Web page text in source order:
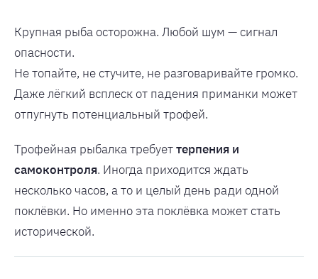
Крупная рыба осторожна. Любой шум — сигнал
опасности.
Не топайте, не стучите, не разговаривайте громко.
Даже лёгкий всплеск от падения приманки может
отпугнуть потенциальный трофей.
Трофейная рыбалка требуеттерпения и
самоконтроля. Иногда приходится ждать
несколько часов, а то и целый день ради одной
поклёвки. Но именно эта поклёвка может стать
исторической.